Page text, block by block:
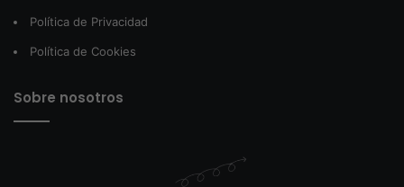
Política de Privacidad
Política de Cookies
Sobre nosotros